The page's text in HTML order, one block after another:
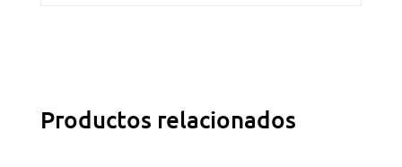
Productos relacionados